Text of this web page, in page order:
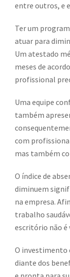
entre outros, e
Ter um
atuar para
Um atestado
meses de
profissional
Uma equipe
também
com
mas também
O índice de
diminuem
na empresa.
trabalho
escritório não é
O investimento
diante dos